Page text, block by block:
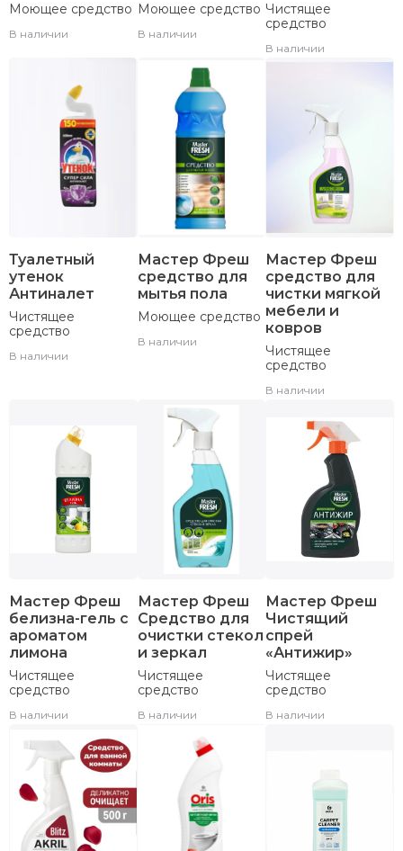
Моющее средство
В наличии
Моющее средство
В наличии
Чистящее
средство
В наличии
Туалетный
утенок
Антиналет
Чистящее
средство
В наличии
Мастер Фреш
средство для
мытья пола
Моющее средство
В наличии
Мастер Фреш
средство для
чистки мягкой
мебели и
ковров
Чистящее
средство
В наличии
Мастер Фреш
белизна-гель с
ароматом
лимона
Чистящее
средство
В наличии
Мастер Фреш
Средство для
очистки стекол
и зеркал
Чистящее
средство
В наличии
Мастер Фреш
Чистящий
спрей
«Антижир»
Чистящее
средство
В наличии